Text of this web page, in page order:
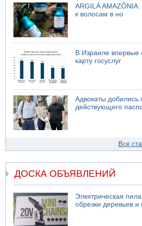
ARGILÁ
к волосам в но
В Израиле впервые
карту госуслуг
Адвокаты добились
действующего
Все
ДОСКА ОБЪЯВЛЕНИЙ
Электрическая
обрезки деревьев и